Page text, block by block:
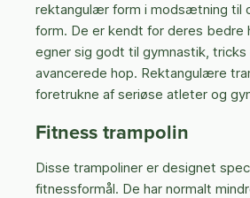
rektangulær form i modsætning til
form. De er kendt for deres bedre
egner sig godt til gymnastik, tricks
avancerede hop. Rektangulære
foretrukne af seriøse atleter og
Fitness trampolin
Disse trampoliner er designet
fitnessformål. De har normalt